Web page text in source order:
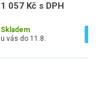
1 057 Kč s DPH
Skladem
u vás do 11.8.